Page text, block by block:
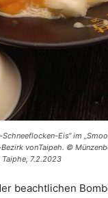
Eis“ im
Bezirk vonTaipeh. ©
7.2.2023
beachtlichen